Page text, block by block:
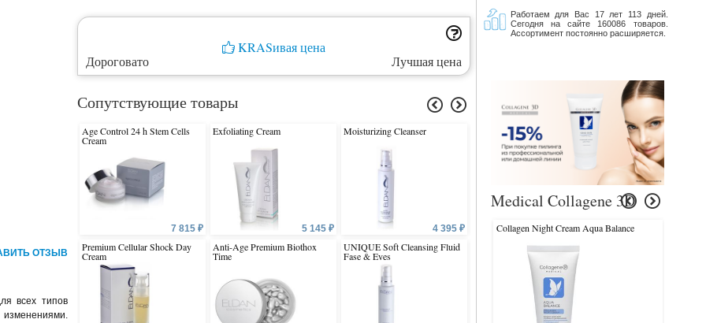
ОТЗЫВ
KRASивая цена
Дороговато
Лучшая цена
Сопутствующие товары
Age Control 24 h Stem Cells
Cream
7 815 ₽
Premium Cellular Shock Day
Cream
Exfoliating Cream
5 145 ₽
Anti-Age Premium Biothox
Time
Moisturizing Cleanser
4 395 ₽
UNIQUE Soft Cleansing Fluid
Fase & Eyes
Premium Cellular Shock Night
8 285 ₽
Hydra Fluid With Liposomes
Eye Contour Nourishing
Работаем для Вас 17 лет 113 дней.
Сегодня на сайте 160086 товаров.
Ассортимент постоянно расширяется.
Medical Collagene 3D
Collagen Night Cream Aqua Balance
всех типов